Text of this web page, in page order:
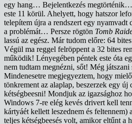
egy hang… Bejelentkezés
este 11 körül. Ahelyett, hogy hatszor
telepítem újra a rendszert egy
a problémát… Persze rögtön Tomb
lassú az egész. Már tudom előre: 64
Végül ma reggel felröppent a 32 bites
működik! Lényegében péntek este óta
nem tudtam megnézni, sőt! Még
Mindenesetre megjegyeztem, hogy
tönkrement az alaplap, beszerzek egy
kétségbeesni! Mondjuk az igazsághoz
Windows 7-re elég kevés drivert kell
kártyáét kellett leszednem és
teljes kétségbeesés volt, amikor eltűnt a